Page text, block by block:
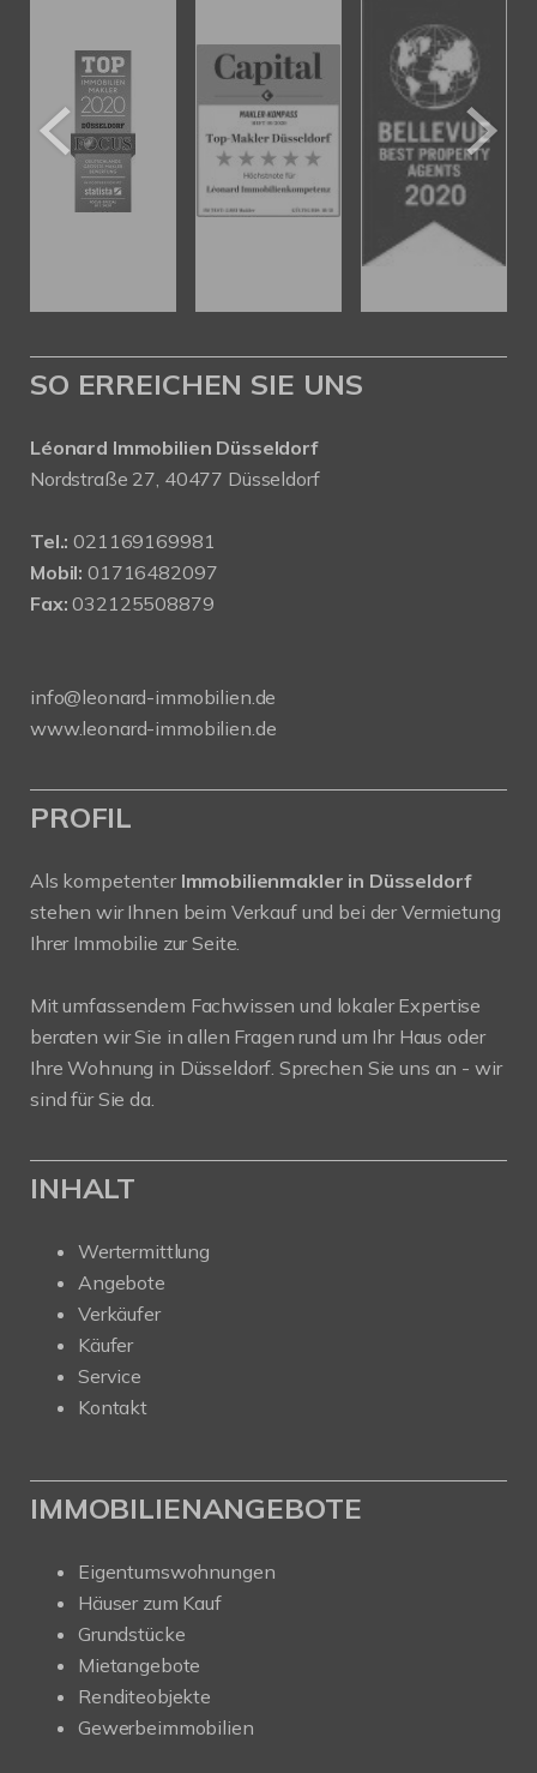
SO ERREICHEN SIE UNS
Léonard Immobilien Düsseldorf
Nordstraße 27, 40477 Düsseldorf
Tel.: 021169169981
Mobil: 01716482097
Fax: 032125508879
info@leonard-immobilien.de
www.leonard-immobilien.de
PROFIL
Als kompetenter Immobilienmakler in Düsseldorf
stehen wir Ihnen beim Verkauf und bei der Vermietung
Ihrer Immobilie zur Seite.
Mit umfassendem Fachwissen und lokaler Expertise
beraten wir Sie in allen Fragen rund um Ihr Haus oder
Ihre Wohnung in Düsseldorf. Sprechen Sie uns an - wir
sind für Sie da.
INHALT
Wertermittlung
Angebote
Verkäufer
Käufer
Service
Kontakt
IMMOBILIENANGEBOTE
Eigentumswohnungen
Häuser zum Kauf
Grundstücke
Mietangebote
Renditeobjekte
Gewerbeimmobilien